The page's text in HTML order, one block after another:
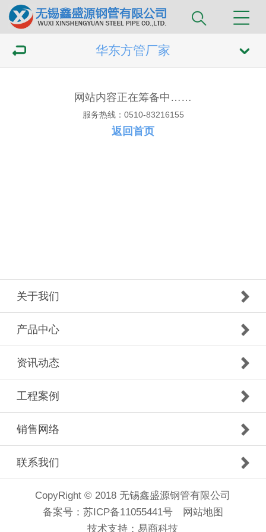
华东方管厂家
网站内容正在筹备中……
服务热线：0510-83216155
返回首页
关于我们
产品中心
资讯动态
工程案例
销售网络
联系我们
CopyRight © 2018 无锡鑫盛源钢管有限公司
备案号： 苏ICP备11055441号
网站地图
技术支持： 易商科技